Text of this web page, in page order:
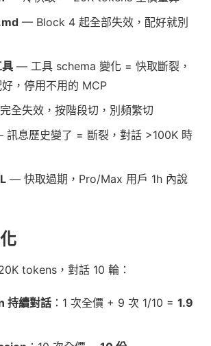
— Block 4 起全部失效，配好就別
— 工具 schema 變化 = 快取斷裂，
，停用不用的 MCP
全失效，按階段切，別頻繁切
息歷史變了 = 斷裂，對話 >100K 時
— 快取過期，Pro/Max 用戶 1h 內說
tokens，對話 10 輪：
持續對話 ：1 次全價 + 9 次 1/10 = 1.9